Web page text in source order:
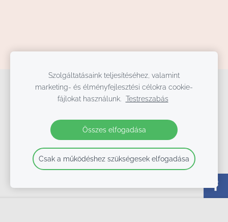
Cookie-fájlok
1092 Budapest, Hőgyes Endre u. 6. (az Iparművészeti Múzeum mögött),
+36 70 621-1775, info@t3studio.hu
2020-2024
Szolgáltatásaink teljesítéséhez, valamint
marketing- és élményfejlesztési célokra cookie-
fájlokat használunk.
Testreszabás
Összes elfogadása
Csak a működéshez szükségesek elfogadása